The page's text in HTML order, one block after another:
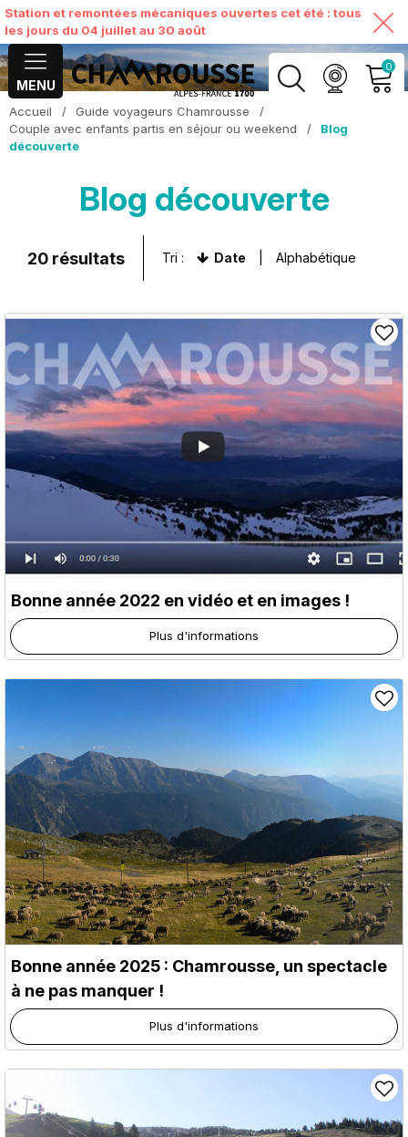
Station et remontées mécaniques ouvertes cet été : tous
les jours du 04 juillet au 30 août
MENU
0
MON COMPTE
Accueil / Guide voyageurs Chamrousse
/
Couple avec enfants partis en séjour ou weekend
/
Blog
découverte
Blog découverte
20 résultats Tri : Date Alphabétique
Bonne année 2022 en vidéo et en images !
Plus d'informations
Bonne année 2025 : Chamrousse, un spectacle
à ne pas manquer !
Plus d'informations